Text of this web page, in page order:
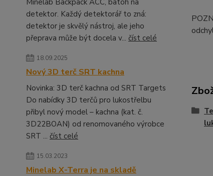
Minelab Backpack ACC, batoh na
detektor. Každý detektorář to zná:
detektor je skvělý nástroj, ale jeho
přeprava může být docela v... číst celé
18.09.2025
Nový 3D terč SRT kachna
Novinka: 3D terč kachna od SRT Targets
Do nabídky 3D terčů pro lukostřelbu
přibyl nový model – kachna (kat. č.
3D22BOAN) od renomovaného výrobce
SRT ... číst celé
15.03.2023
Minelab X-Terra je na skladě